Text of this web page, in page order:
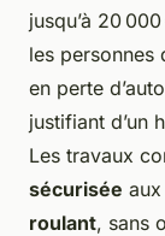
jusqu’à 20
les personnes
en perte
justifiant d’un
Les travaux
sécurisée aux
roulant, sans